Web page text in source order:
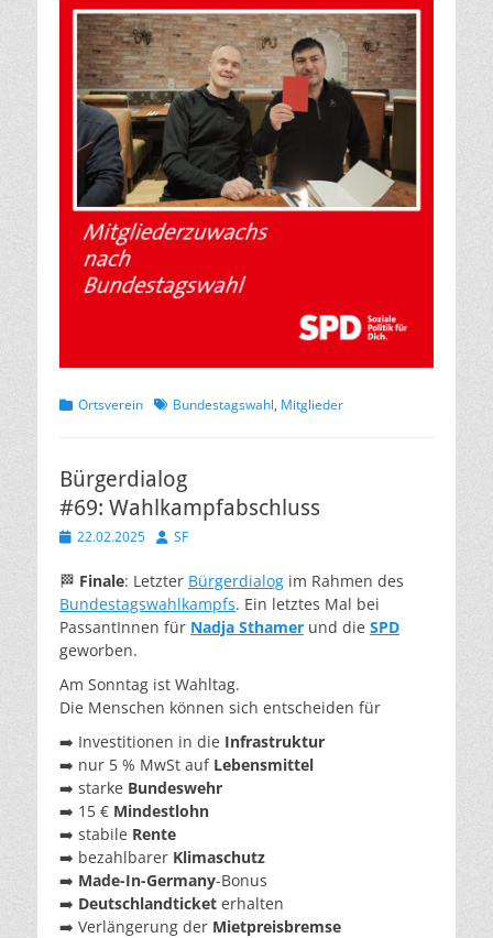
Kategorien
Ortsverein Schlagworte
Bundestagswahl, Mitglieder
Bürgerdialog
#69: Wahlkampfabschluss
Veröffentlicht
22.02.2025 Autor
SF
🏁 Finale: Letzter Bürgerdialog im Rahmen des
Bundestagswahlkampfs. Ein letztes Mal bei
PassantInnen für Nadja Sthamer und die SPD
geworben.
Am Sonntag ist Wahltag.
Die Menschen können sich entscheiden für
➡️ Investitionen in die Infrastruktur
➡️ nur 5 % MwSt auf Lebensmittel
➡️ starke Bundeswehr
➡️ 15 € Mindestlohn
➡️ stabile Rente
➡️ bezahlbarer Klimaschutz
➡️ Made-In-Germany-Bonus
➡️ Deutschlandticket erhalten
➡️ Verlängerung der Mietpreisbremse